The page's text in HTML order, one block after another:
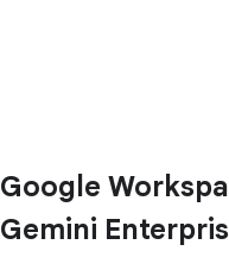
Google
Gemini